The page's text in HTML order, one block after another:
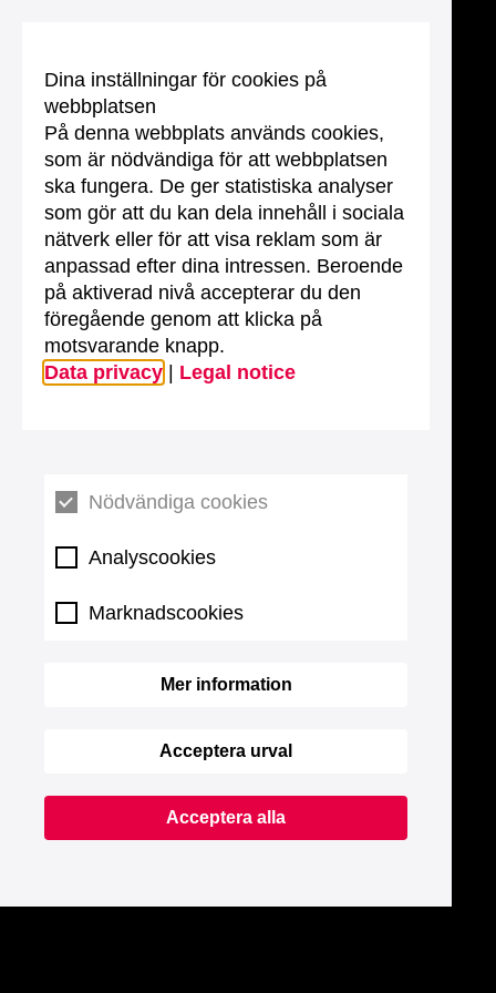
Dina inställningar för cookies på
webbplatsen
På denna webbplats används cookies,
som är nödvändiga för att webbplatsen
ska fungera. De ger statistiska analyser
som gör att du kan dela innehåll i sociala
nätverk eller för att visa reklam som är
anpassad efter dina intressen. Beroende
på aktiverad nivå accepterar du den
föregående genom att klicka på
motsvarande knapp.
Data privacy
Legal notice
Nödvändiga cookies
Analyscookies
Marknadscookies
Mer information
Acceptera urval
Acceptera alla